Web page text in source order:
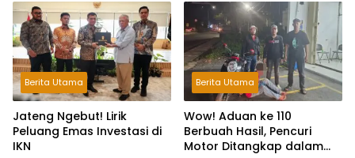
Berita Utama
Jateng Ngebut! Lirik
Peluang Emas Investasi di
IKN
Berita Utama
Wow! Aduan ke 110
Berbuah Hasil, Pencuri
Motor Ditangkap dalam